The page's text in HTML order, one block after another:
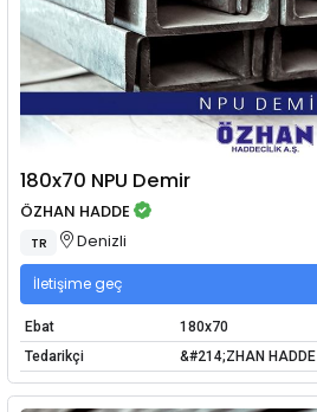
180x70 NPU Demir
ÖZHAN HADDE
TR Denizli
İletişime geç
Ebat
180x70
Tedarikçi
&#214;ZHAN HADDE